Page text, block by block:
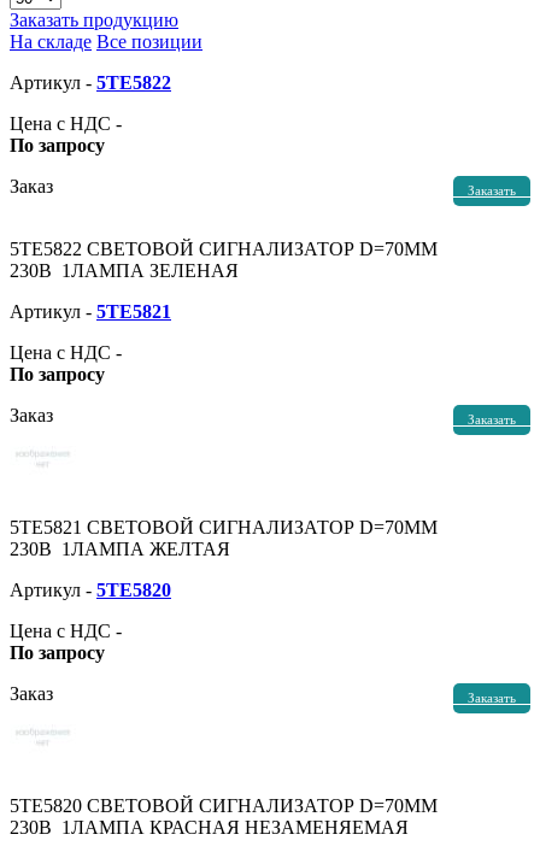
Заказать продукцию
На складе Все позиции
Артикул - 5TE5822
Цена с НДС -
По запросу
Заказать
Заказ
5TE5822 СВЕТОВОЙ СИГНАЛИЗАТОР D=70ММ
230В 1ЛАМПА ЗЕЛЕНАЯ
Артикул - 5TE5821
Цена с НДС -
По запросу
Заказать
Заказ
5TE5821 СВЕТОВОЙ СИГНАЛИЗАТОР D=70ММ
230В 1ЛАМПА ЖЕЛТАЯ
Артикул - 5TE5820
Цена с НДС -
По запросу
Заказать
Заказ
5TE5820 СВЕТОВОЙ СИГНАЛИЗАТОР D=70ММ
230В 1ЛАМПА КРАСНАЯ НЕЗАМЕНЯЕМАЯ